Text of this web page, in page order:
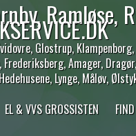
Ramløse,
Glostrup,
Amager,
Lynge, Måløv,
EL & VVS GROSSISTEN